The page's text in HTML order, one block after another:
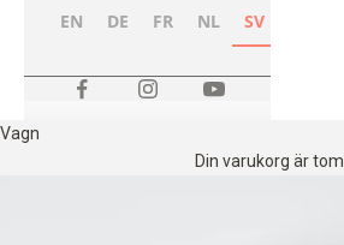
EN DE FR NL SV
Vagn
Din varukorg är tom